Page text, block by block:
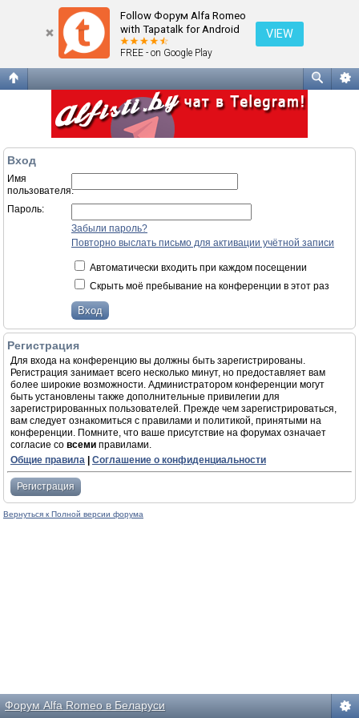
Follow Форум Alfa Romeo
with Tapatalk for Android
FREE - on Google Play
VIEW
Вход
Имя
пользователя:
Пароль:
Забыли пароль?
Повторно выслать письмо для активации учётной записи
Автоматически входить при каждом посещении
Скрыть моё пребывание на конференции в этот раз
Регистрация
Для входа на конференцию вы должны быть зарегистрированы.
Регистрация занимает всего несколько минут, но предоставляет вам
более широкие возможности. Администратором конференции могут
быть установлены также дополнительные привилегии для
зарегистрированных пользователей. Прежде чем зарегистрироваться,
вам следует ознакомиться с правилами и политикой, принятыми на
конференции. Помните, что ваше присутствие на форумах означает
согласие со всеми правилами.
Общие правила
Соглашение о конфиденциальности
Регистрация
Вернуться к Полной версии форума
Форум Alfa Romeo в Беларуси